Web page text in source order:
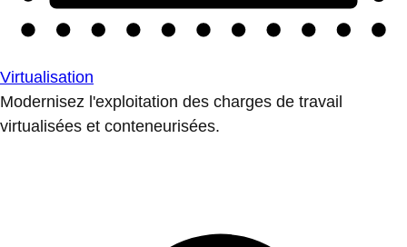
Virtualisation
Modernisez l'exploitation des charges de travail
virtualisées et conteneurisées.